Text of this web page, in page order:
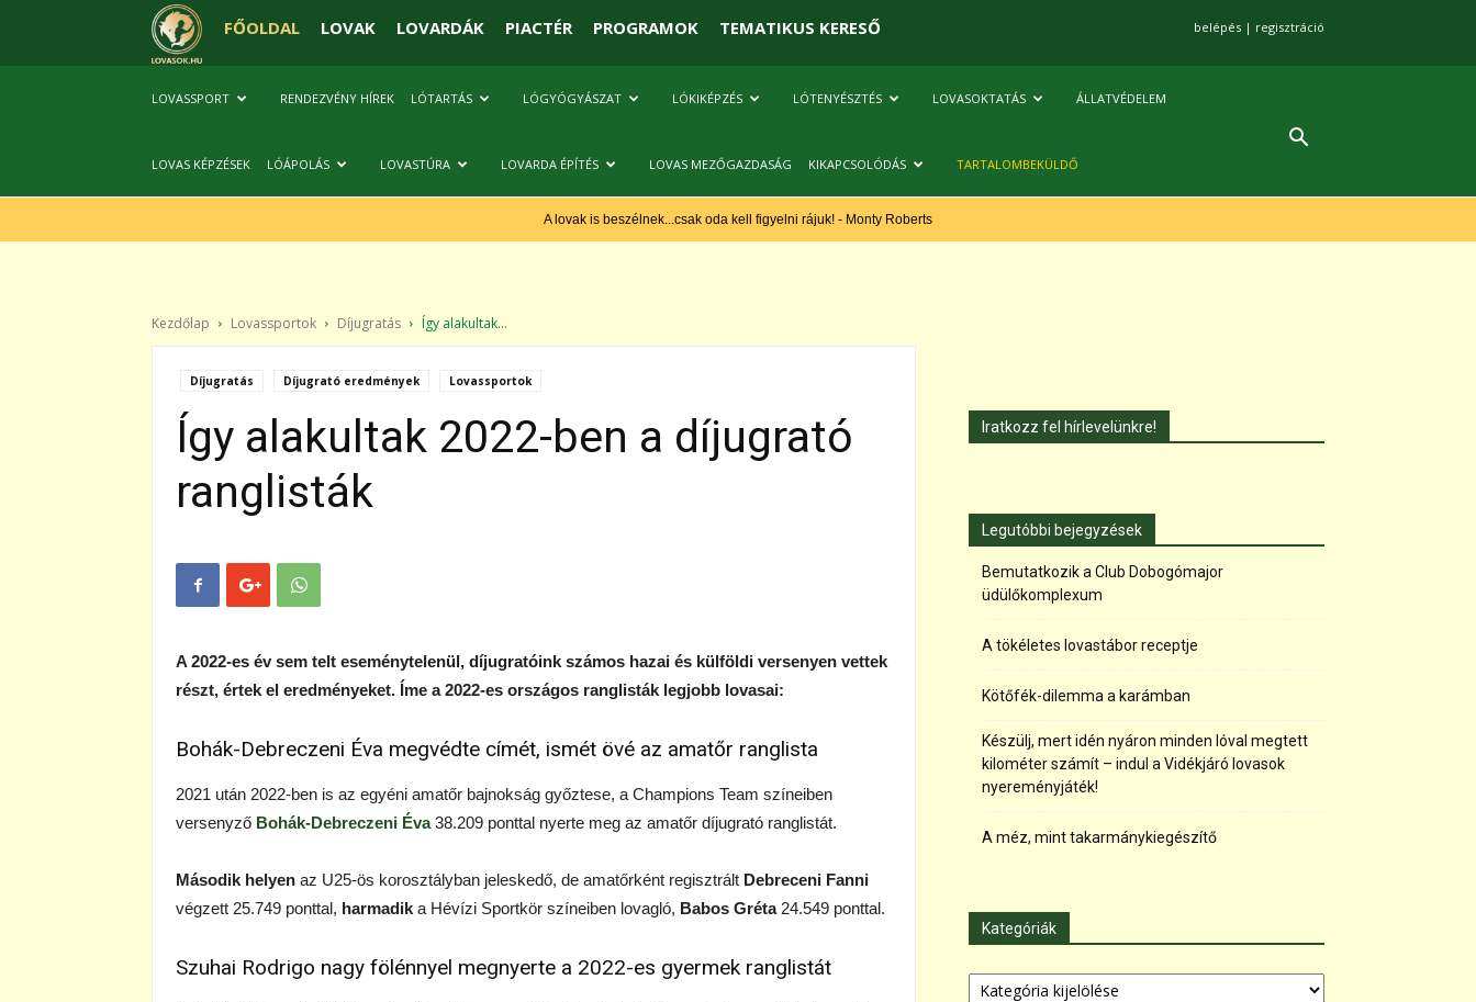
FŐOLDAL LOVAK LOVARDÁK PIACTÉR PROGRAMOK TEMATIKUS KERESŐ belépés | regisztráció
LOVASSPORT RENDEZVÉNY HÍREK LÓTARTÁS LÓGYÓGYÁSZAT LÓKIKÉPZÉS LÓTENYÉSZTÉS LOVASOKTATÁS ÁLLATVÉDELEM
LOVAS KÉPZÉSEK LÓÁPOLÁS LOVASTÚRA LOVARDA ÉPÍTÉS LOVAS MEZŐGAZDASÁG KIKAPCSOLÓDÁS TARTALOMBEKÜLDŐ
A lovak is beszélnek...csak oda kell figyelni rájuk! - Monty Roberts
Kezdőlap Lovassportok Díjugratás Így alakultak...
Díjugratás Díjugrató eredmények Lovassportok
Így alakultak 2022-ben a díjugrató
ranglisták
A 2022-es év sem telt eseménytelenül, díjugratóink számos hazai és külföldi versenyen vettek
részt, értek el eredményeket. Íme a 2022-es országos ranglisták legjobb lovasai:
Bohák-Debreczeni Éva megvédte címét, ismét övé az amatőr ranglista
2021 után 2022-ben is az egyéni amatőr bajnokság győztese, a Champions Team színeiben
versenyző Bohák-Debreczeni Éva38.209 ponttal nyerte meg az amatőr díjugrató ranglistát.
Második helyen az U25-ös korosztályban jeleskedő, de amatőrként regisztrált Debreceni Fanni
végzett 25.749 ponttal, harmadik a Hévízi Sportkör színeiben lovagló, Babos Gréta24.549 ponttal.
Szuhai Rodrigo nagy fölénnyel megnyerte a 2022-es gyermek ranglistát
Iratkozz fel hírlevelünkre!
Legutóbbi bejegyzések
Bemutatkozik a Club Dobogómajor
üdülőkomplexum
A tökéletes lovastábor receptje
Kötőfék-dilemma a karámban
Készülj, mert idén nyáron minden lóval megtett
kilométer számít – indul a Vidékjáró lovasok
nyereményjáték!
A méz, mint takarmánykiegészítő
Kategóriák
Kategóriák